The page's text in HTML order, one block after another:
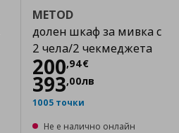
METOD
долен шкаф за мивка с
2 чела/2 чекмеджета
200,94€
Цена
393,00лв
1005 точки
Не е налично онлайн